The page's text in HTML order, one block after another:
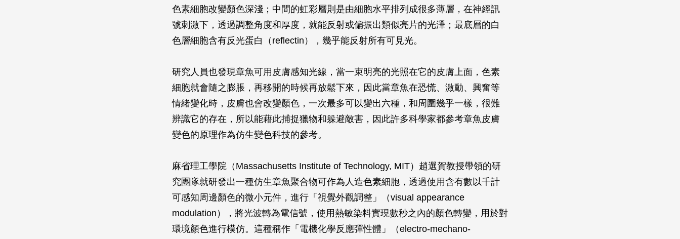
色素細胞改變顏色深淺；中間的虹彩層則是由細胞水平排列成很多薄層，在神經訊
號刺激下，透過調整角度和厚度，就能反射或偏振出類似亮片的光澤；最底層的白
色層細胞含有反光蛋白（reflectin），幾乎能反射所有可見光。
研究人員也發現章魚可用皮膚感知光線，當一束明亮的光照在它的皮膚上面，色素
細胞就會隨之膨脹，再移開的時候再放鬆下來，因此當章魚在恐慌、激動、興奮等
情緒變化時，皮膚也會改變顏色，一次最多可以變出六種，和周圍幾乎一樣，很難
辨識它的存在，所以能藉此捕捉獵物和躲避敵害，因此許多科學家都參考章魚皮膚
變色的原理作為仿生變色科技的參考。
麻省理工學院（Massachusetts Institute of Technology, MIT）趙選賀教授帶領的研
究團隊就研發出一種仿生章魚聚合物可作為人造色素細胞，透過使用含有數以千計
可感知周邊顏色的微小元件，進行「視覺外觀調整」（visual appearance
modulation），將光波轉為電信號，使用熱敏染料實現數秒之內的顏色轉變，用於對
環境顏色進行模仿。這種稱作「電機化學反應彈性體」（electro-mechano-